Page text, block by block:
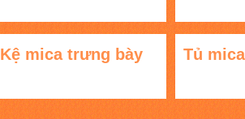
Kệ mica trưng bày Tủ mica